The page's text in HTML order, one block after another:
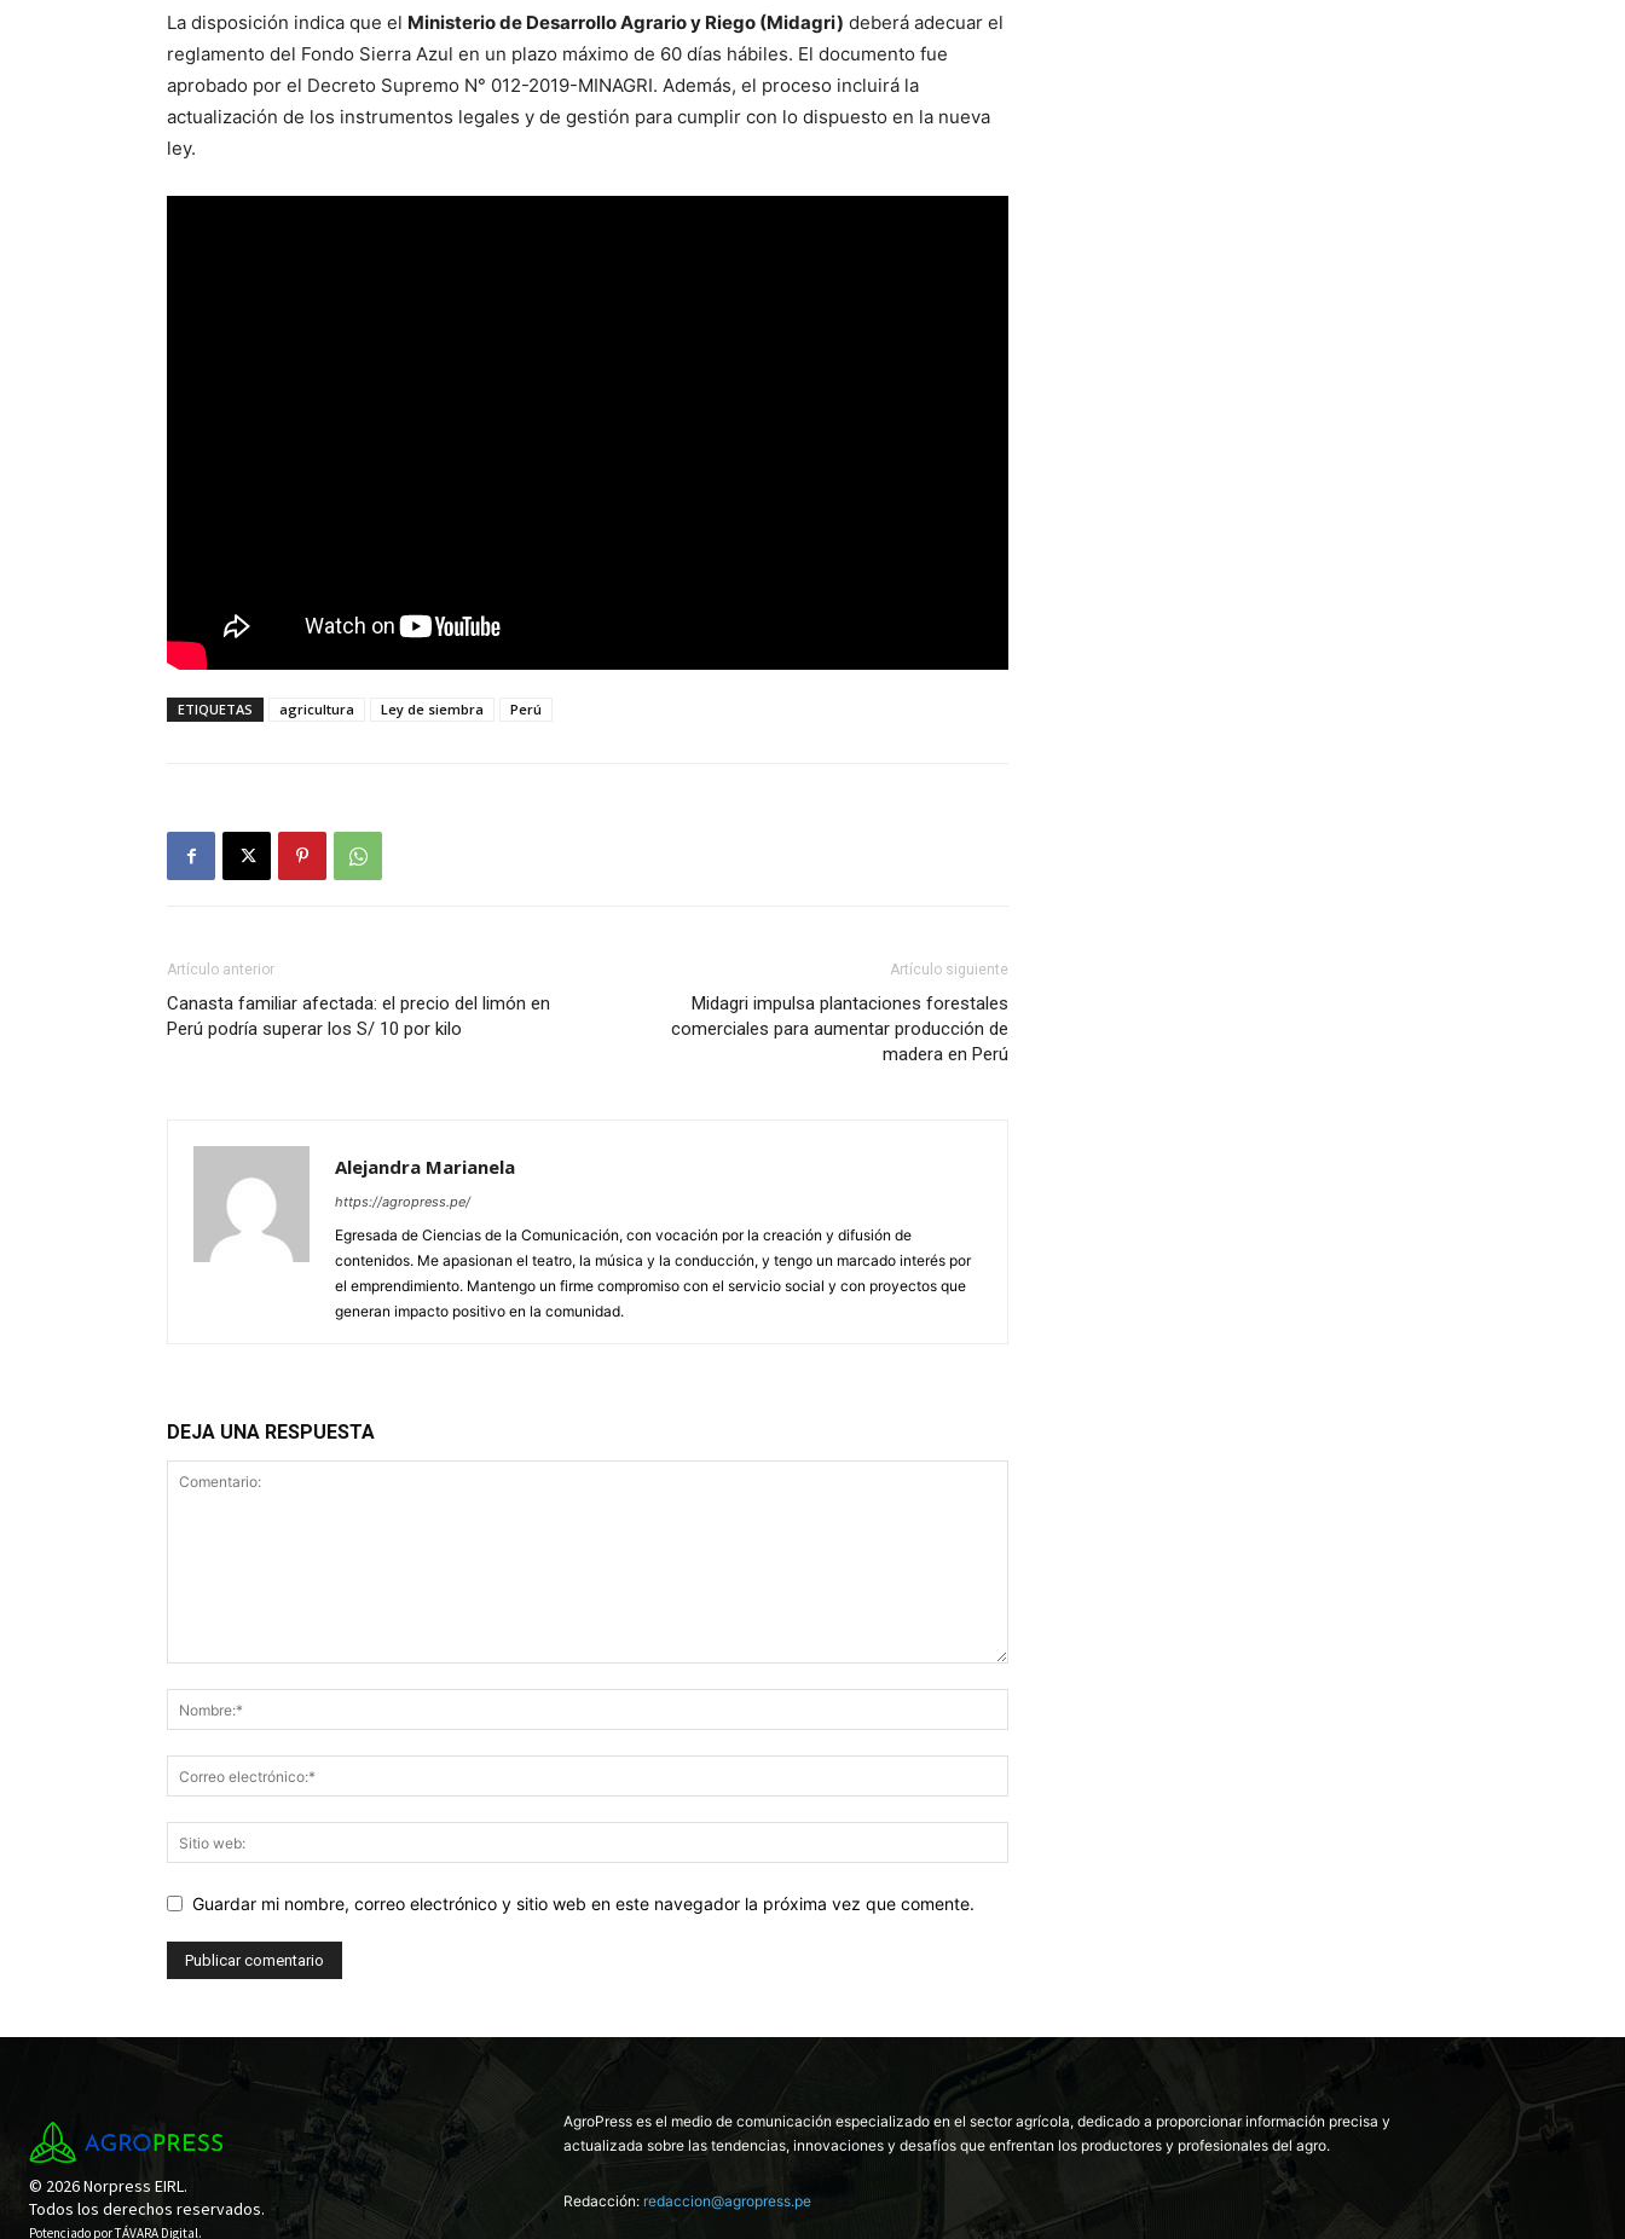
La disposición indica que el Ministerio de Desarrollo Agrario y Riego (Midagri) deberá adecuar el
reglamento del Fondo Sierra Azul en un plazo máximo de 60 días hábiles. El documento fue
aprobado por el Decreto Supremo N° 012-2019-MINAGRI. Además, el proceso incluirá la
actualización de los instrumentos legales y de gestión para cumplir con lo dispuesto en la nueva
ley.
ETIQUETAS agricultura Ley de siembra Perú
Artículo anterior
Canasta familiar afectada: el precio del limón en
Perú podría superar los S/ 10 por kilo
Artículo siguiente
Midagri impulsa plantaciones forestales
comerciales para aumentar producción de
madera en Perú
Alejandra Marianela
https://agropress.pe/
Egresada de Ciencias de la Comunicación, con vocación por la creación y difusión de
contenidos. Me apasionan el teatro, la música y la conducción, y tengo un marcado interés por
el emprendimiento. Mantengo un firme compromiso con el servicio social y con proyectos que
generan impacto positivo en la comunidad.
DEJA UNA RESPUESTA
Guardar mi nombre, correo electrónico y sitio web en este navegador la próxima vez que comente.
© 2026 Norpress EIRL.
Todos los derechos reservados.
Potenciado porTÁVARA Digital.
AgroPress es el medio de comunicación especializado en el sector agrícola, dedicado a proporcionar información precisa y
actualizada sobre las tendencias, innovaciones y desafíos que enfrentan los productores y profesionales del agro.
Redacción: redaccion@agropress.pe